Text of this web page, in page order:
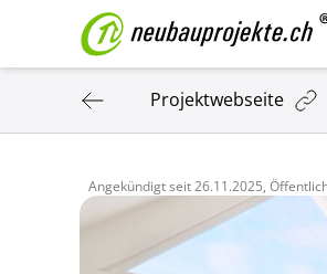
Projektwebseite
Angekündigt seit26.11.2025,